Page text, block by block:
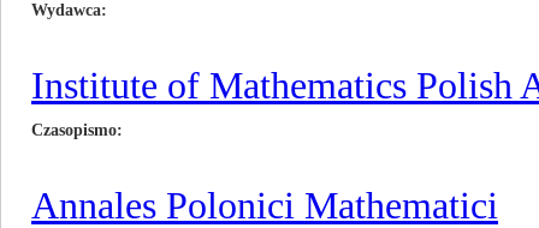
Wydawca
Institute of Mathematics Polish
Czasopismo
Annales Polonici Mathematici